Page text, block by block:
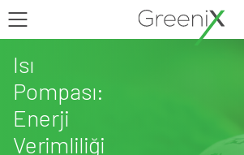
Isı
Pompası:
Enerji
Verimliliği